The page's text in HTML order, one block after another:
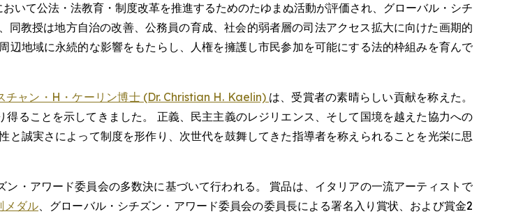
いて公法・法教育・制度改革を推進するためのたゆまぬ活動が評価され、グローバル・シチ
教授は地方自治の改善、公務員の育成、社会的弱者層の司法アクセス拡大に向けた画期的
地域に永続的な影響をもたらし、人権を擁護し市民参加を可能にする法的枠組みを育んで
チャン・H・ケーリン博士 (Dr. Christian H. Kaelin) は、受賞者の素晴らしい貢献を称えた。
ることを示してきました。 正義、民主主義のレジリエンス、そして国境を越えた協力への
誠実さによって制度を形作り、次世代を鼓舞してきた指導者を称えられることを光栄に思
・アワード委員会の多数決に基づいて行われる。 賞品は、イタリアの一流アーティストで
メダル、グローバル・シチズン・アワード委員会の委員長による署名入り賞状、および賞金2